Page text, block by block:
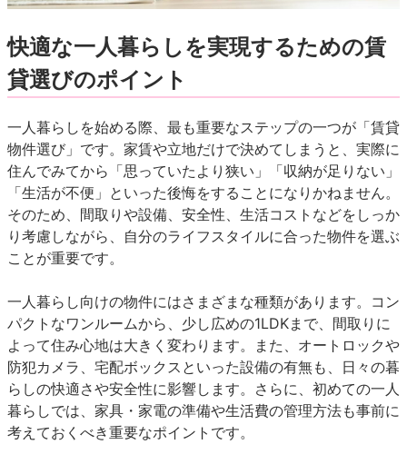
快適な一人暮らしを実現するための賃
貸選びのポイント
一人暮らしを始める際、最も重要なステップの一つが「賃貸
物件選び」です。家賃や立地だけで決めてしまうと、実際に
住んでみてから「思っていたより狭い」「収納が足りない」
「生活が不便」といった後悔をすることになりかねません。
そのため、間取りや設備、安全性、生活コストなどをしっか
り考慮しながら、自分のライフスタイルに合った物件を選ぶ
ことが重要です。
一人暮らし向けの物件にはさまざまな種類があります。コン
パクトなワンルームから、少し広めの1LDKまで、間取りに
よって住み心地は大きく変わります。また、オートロックや
防犯カメラ、宅配ボックスといった設備の有無も、日々の暮
らしの快適さや安全性に影響します。さらに、初めての一人
暮らしでは、家具・家電の準備や生活費の管理方法も事前に
考えておくべき重要なポイントです。